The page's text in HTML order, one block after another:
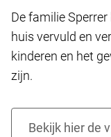
De familie
huis vervuld en
kinderen en het
zijn.